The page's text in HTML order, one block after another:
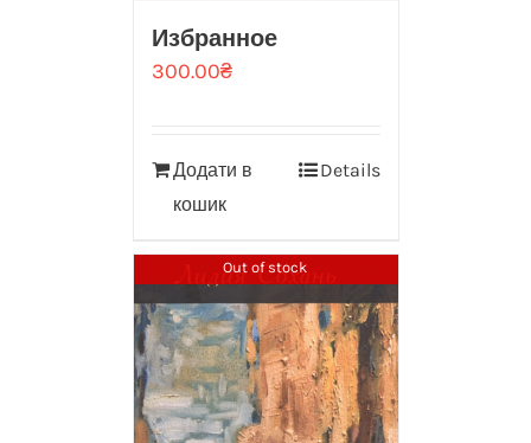
Избранное
300.00₴
Додати в
кошик
Details
Out of stock